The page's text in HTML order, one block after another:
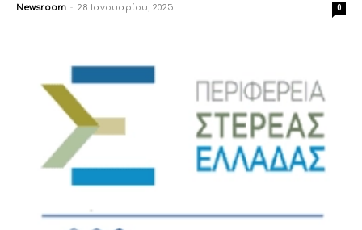
Newsroom - 28 Ιανουαρίου, 2025 0